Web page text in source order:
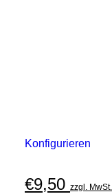
Konfigurieren
€9,50 zzgl. MwSt.